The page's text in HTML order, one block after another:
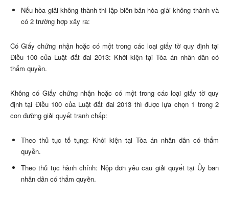
Nếu hòa giải không thành thì lập biên bản hòa giải không thành và
có 2 trường hợp xảy ra:
Có Giấy chứng nhận hoặc có một trong các loại giấy tờ quy định tại
Điều 100 của Luật đất đai 2013: Khởi kiện tại Tòa án nhân dân có
thẩm quyền.
Không có Giấy chứng nhận hoặc có một trong các loại giấy tờ quy
định tại Điều 100 của Luật đất đai 2013 thì được lựa chọn 1 trong 2
con đường giải quyết tranh chấp:
Theo thủ tục tố tụng: Khởi kiện tại Tòa án nhân dân có thẩm
quyền.
Theo thủ tục hành chính: Nộp đơn yêu cầu giải quyết tại Ủy ban
nhân dân có thẩm quyền.